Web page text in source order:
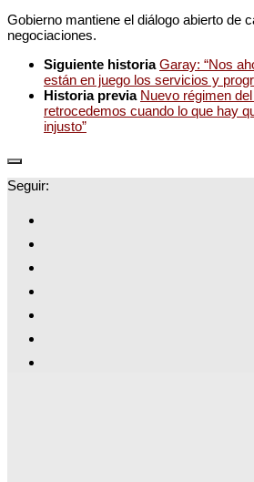
Gobierno mantiene el diálogo abierto de
negociaciones.
Siguiente historiaGaray: “Nos
están en juego los servicios y
Historia previa Nuevo régimen
retrocedemos cuando lo que hay
injusto”
Seguir: